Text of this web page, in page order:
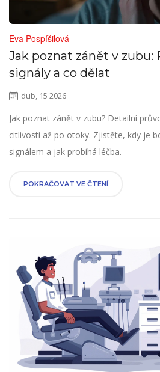
Eva Pospíšilová
Jak poznat zánět v zubu:
signály a co dělat
dub, 15 2026
Jak poznat zánět v zubu? Detailní
citlivosti až po otoky. Zjistěte, kdy je
signálem a jak probíhá léčba.
POKRAČOVAT VE ČTENÍ